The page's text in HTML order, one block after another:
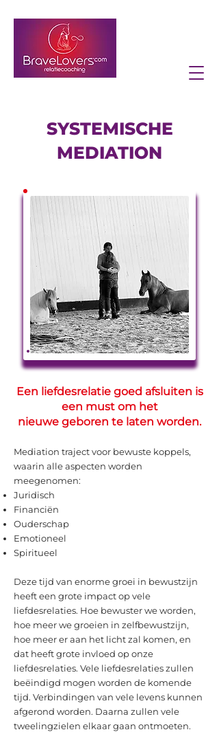
SYSTEMISCHE
MEDIATION
Een liefdesrelatie goed afsluiten is
een must om het
nieuwe geboren te laten worden.
Mediation traject voor bewuste koppels,
waarin alle aspecten worden
meegenomen:
Juridisch
Financiën
Ouderschap
Emotioneel
Spiritueel
Deze tijd van enorme groei in bewustzijn
heeft een grote impact op vele
liefdesrelaties. Hoe bewuster we worden,
hoe meer we groeien in zelfbewustzijn,
hoe meer er aan het licht zal komen, en
dat heeft grote invloed op onze
liefdesrelaties. Vele liefdesrelaties zullen
beëindigd mogen worden de komende
tijd. Verbindingen van vele levens kunnen
afgerond worden. Daarna zullen vele
tweelingzielen elkaar gaan ontmoeten.